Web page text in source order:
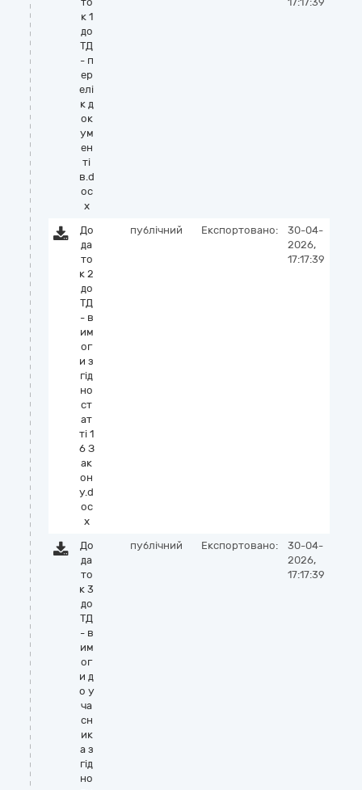
к 1
до
ТД
- п
ер
елі
к д
ок
ум
ен
ті
в.d
oc
x
До
да
то
к 2
до
ТД
- в
им
ог
и з
гiд
но
ст
ат
тi 1
6 З
ак
он
у.d
oc
x
публічний Експортовано:
30-04-
2026,
17:17:39
До
да
то
к 3
до
ТД
- в
им
ог
и д
о у
ча
сн
ик
а з
гiд
но
публічний Експортовано:
30-04-
2026,
17:17:39